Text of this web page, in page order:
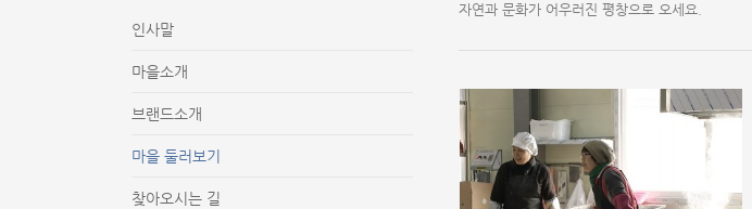
자연과 문화가 어우러진 평창으로 오세요.
인사말
마을소개
브랜드소개
마을 둘러보기
찾아오시는 길